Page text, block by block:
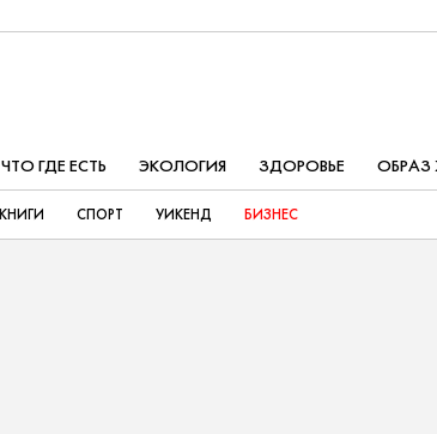
ЧТО ГДЕ ЕСТЬ ЭКОЛОГИЯ ЗДОРОВЬЕ
КНИГИ СПОРТ УИКЕНД БИЗНЕС